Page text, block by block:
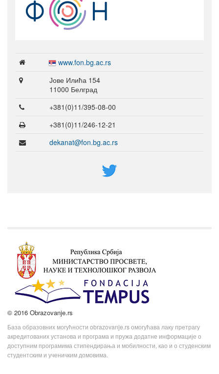
www.fon.bg.ac.rs
Јове Илића 154
11000 Белград
+381(0)11/395-08-00
+381(0)11/246-12-21
dekanat@fon.bg.ac.rs
© 2016 Obrazovanje.rs
База образовних могућности obrazovanje.rs омогућава лаку претрагу
акредитованих установа и програма и пружа додатне информације о
доступним програмима стипендирања и мобилности, као и о студенским
студентским и ученичким домовима.